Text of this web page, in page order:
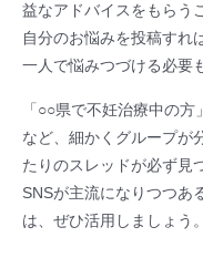
益なアドバイスをもらう
自分のお悩みを投稿すれ
一人で悩みつづける必要
「○○県で不妊治療中の
など、細かくグループが
たりのスレッドが必ず見
SNSが主流になりつつあ
は、ぜひ活用しましょう。